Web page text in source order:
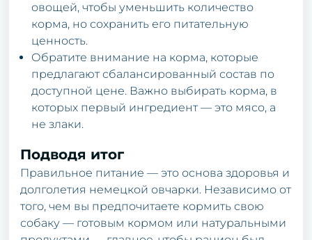
овощей, чтобы уменьшить количество
корма, но сохранить его питательную
ценность.
Обратите внимание на корма, которые
предлагают сбалансированный состав по
доступной цене. Важно выбирать корма, в
которых первый ингредиент — это мясо, а
не злаки.
Подводя итог
Правильное питание — это основа здоровья и
долголетия немецкой овчарки. Независимо от
того, чем вы предпочитаете кормить свою
собаку — готовым кормом или натуральными